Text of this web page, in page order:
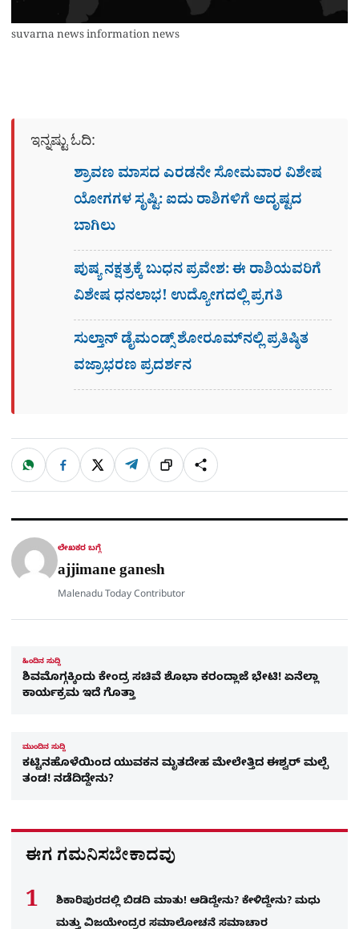
suvarna news information news
ಇನ್ನಷ್ಟು ಓದಿ:
ಶ್ರಾವಣ ಮಾಸದ ಎರಡನೇ ಸೋಮವಾರ ವಿಶೇಷ
ಯೋಗಗಳ ಸೃಷ್ಟಿ: ಐದು ರಾಶಿಗಳಿಗೆ ಅದೃಷ್ಟದ
ಬಾಗಿಲು
ಪುಷ್ಯ ನಕ್ಷತ್ರಕ್ಕೆ ಬುಧನ ಪ್ರವೇಶ: ಈ ರಾಶಿಯವರಿಗೆ
ವಿಶೇಷ ಧನಲಾಭ! ಉದ್ಯೋಗದಲ್ಲಿ ಪ್ರಗತಿ
ಸುಲ್ತಾನ್ ಡೈಮಂಡ್ಸ್ ಶೋರೂಮ್‌ನಲ್ಲಿ ಪ್ರತಿಷ್ಠಿತ
ವಜ್ರಾಭರಣ ಪ್ರದರ್ಶನ
ಹಂಚಿಕೊಳ್ಳಿ
W
a
t
p
p
F
c
e
o
k
X T
l
e
a
m
ಲಿಂ
ಕ್
S
h
a
ಲೇಖಕರ ಬಗ್ಗೆ
ajjimane ganesh
Malenadu Today Contributor
ಹಿಂದಿನ ಸುದ್ದಿ
ಶಿವಮೊಗ್ಗಕ್ಕಿಂದು ಕೇಂದ್ರ ಸಚಿವೆ ಶೊಭಾ ಕರಂದ್ಲಾಜೆ ಭೇಟಿ! ಏನೆಲ್ಲಾ
ಕಾರ್ಯಕ್ರಮ ಇದೆ ಗೊತ್ತಾ
ಮುಂದಿನ ಸುದ್ದಿ
ಕಟ್ಟಿನಹೊಳೆಯಿಂದ ಯುವಕನ ಮೃತದೇಹ ಮೇಲೇತ್ತಿದ ಈಶ್ವರ್​ ಮಲ್ಪೆ
ತಂಡ! ನಡೆದಿದ್ದೇನು?
ಈಗ ಗಮನಿಸಬೇಕಾದವು
ಶಿಕಾರಿಪುರದಲ್ಲಿ ಬಿಡದಿ ಮಾತು! ಆಡಿದ್ದೇನು? ಕೇಳಿದ್ದೇನು? ಮಧು
ಮತ್ತು ವಿಜಯೇಂದ್ರರ ಸಮಾಲೋಚನೆ ಸಮಾಚಾರ